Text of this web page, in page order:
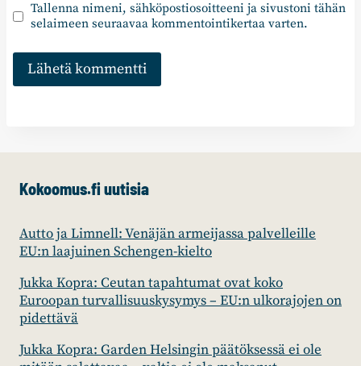
Tallenna nimeni, sähköpostiosoitteeni ja sivustoni tähän
selaimeen seuraavaa kommentointikertaa varten.
Kokoomus.fi uutisia
Autto ja Limnell: Venäjän armeijassa palvelleille
EU:n laajuinen Schengen-kielto
Jukka Kopra: Ceutan tapahtumat ovat koko
Euroopan turvallisuuskysymys – EU:n ulkorajojen on
pidettävä
Jukka Kopra: Garden Helsingin päätöksessä ei ole